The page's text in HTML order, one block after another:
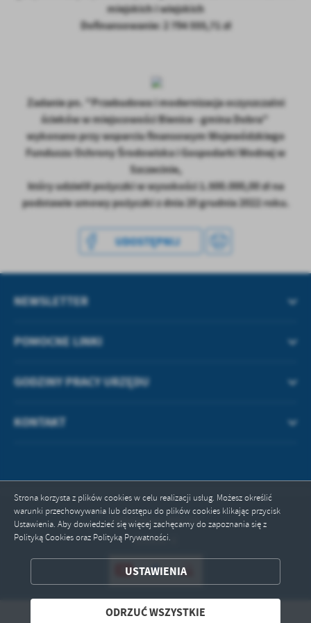
Strona korzysta z plików cookies w celu realizacji usług. Możesz określić
warunki przechowywania lub dostępu do plików cookies klikając przycisk
Ustawienia. Aby dowiedzieć się więcej zachęcamy do zapoznania się z
Polityką Cookies oraz Polityką Prywatności.
USTAWIENIA
ODRZUĆ WSZYSTKIE
treści w postaci wiadomości, ofert, komunikatów mediów
społecznościowych.
ZAPISZ WYBRANE
ODRZUĆ WSZYSTKIE
miejskich i wiejskich
Dofinansowanie: 2 794 555,71 zł
Zadanie pn. "Przebudowa i modernizacja oczyszczalni
ścieków w miejscowości Bienice - gmina Dobra"
wykonano przy wsparciu finansowym Wojewódzkiego
Funduszu Ochrony Środowiska i Gospodarki Wodnej w
Szczecinie,
który udzielił pożyczki w wysokości 1.500.000,00 zł na
podstawie umowy pożyczki z dnia 20 grudnia 2022 roku.
UDOSTĘPNIJ
POMOCNE LINKI
NEWSLETTER
GODZINY PRACY URZĘDU
KONTAKT
Odwiedzin: 496258
Online: 4